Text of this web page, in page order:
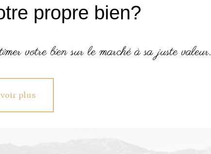
propre bien?
votre bien sur le marché à sa juste valeur.
plus